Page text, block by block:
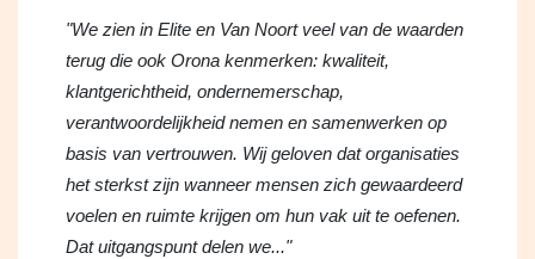
"We zien in Elite en Van Noort veel van de waarden
terug die ook Orona kenmerken: kwaliteit,
klantgerichtheid, ondernemerschap,
verantwoordelijkheid nemen en samenwerken op
basis van vertrouwen. Wij geloven dat organisaties
het sterkst zijn wanneer mensen zich gewaardeerd
voelen en ruimte krijgen om hun vak uit te oefenen.
Dat uitgangspunt delen we..."